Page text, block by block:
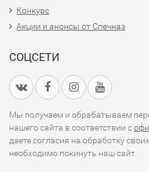
Конкурс
Акции и анонсы от Спечназ
СОЦСЕТИ
Мы получаем и обрабатываем
нашего сайта в соответствии с
даете согласия на обработку
необходимо покинуть наш сайт.